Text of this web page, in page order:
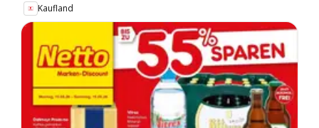
Kaufland